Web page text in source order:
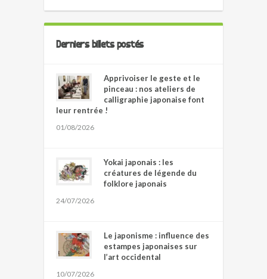
Derniers billets postés
Apprivoiser le geste et le
pinceau : nos ateliers de
calligraphie japonaise font
leur rentrée !
01/08/2026
Yokai japonais : les
créatures de légende du
folklore japonais
24/07/2026
Le japonisme : influence des
estampes japonaises sur
l’art occidental
10/07/2026